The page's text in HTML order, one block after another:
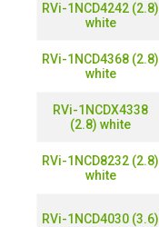
RVi-1NCD4242 (2.8)
white
RVi-1NCD4368 (2.8)
white
RVi-1NCDX4338
(2.8) white
RVi-1NCD8232 (2.8)
white
RVi-1NCD4030 (3.6)